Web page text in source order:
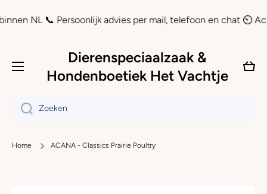
Doorgaan naar artikel
📞 Persoonlijk advies per mail, telefoon en chat ⏲
Dierenspeciaalzaak &
Hondenboetiek Het Vachtje
Zoeken
Home ACANA - Classics Prairie Poultry